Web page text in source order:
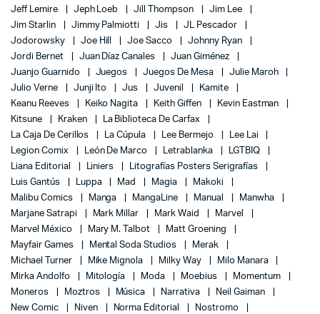
Jeff Lemire
Jeph Loeb Jill Thompson
Jim Lee
Jim Starlin
Jimmy Palmiotti Jis
JL Pescador
Jodorowsky
Joe Hill Joe Sacco
Johnny Ryan
Jordi Bernet
Juan Díaz Canales
Juan Giménez
Juanjo Guarnido
Juegos Juegos De Mesa
Julie Maroh
Julio Verne
Junji Ito Jus Juvenil
Kamite
Keanu Reeves
Keiko Nagita Keith Giffen
Kevin Eastman
Kitsune
Kraken
La Biblioteca De Carfax
La Caja De Cerillos
La Cúpula Lee Bermejo
Lee Lai
Legion Comix
León De Marco Letrablanka
LGTBIQ
Liana Editorial
Liniers
Litografías Posters Serigrafías
Luis Gantús
Luppa Mad Magia
Makoki
Malibu Comics
Manga MangaLine Manual
Manwha
Marjane Satrapi
Mark Millar Mark Waid
Marvel
Marvel México
Mary M. Talbot
Matt Groening
Mayfair Games
Mental Soda Studios
Merak
Michael Turner
Mike Mignola Milky Way
Milo Manara
Mirka Andolfo
Mitología Moda Moebius
Momentum
Moneros
Moztros Música Narrativa
Neil Gaiman
New Comic
Niven Norma Editorial
Nostromo